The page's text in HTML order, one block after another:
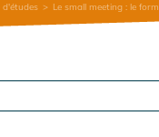
d'études > Le small meeting : le